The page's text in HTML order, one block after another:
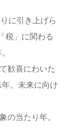
引き上げら
税」に関わる
喜にわいた
。未来に向け
当たり年。